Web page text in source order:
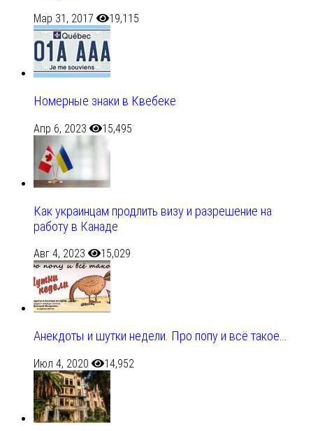
Мар 31, 2017 19,115
Номерные знаки в Квебеке
Апр 6, 2023 15,495
Как украинцам продлить визу и разрешение на
работу в Канаде
Авг 4, 2023 15,029
Анекдоты и шутки недели. Про попу и всё такое…
Июл 4, 2020 14,952